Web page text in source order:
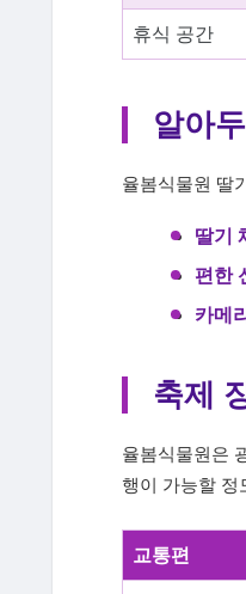
휴식 공간
알아
율봄식물원 딸
딸기
편한
카메
축제
율봄식물원은
행이 가능할 정
교통편